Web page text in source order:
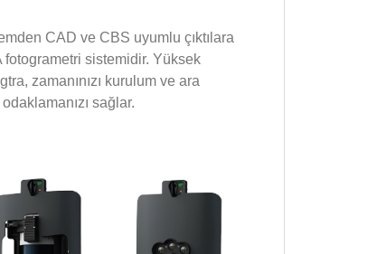
CAD ve CBS uyumlu çıktılara
sistemidir. Yüksek
zamanınızı kurulum ve ara
sağlar.